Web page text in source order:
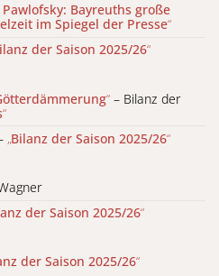
Bayreuths große
im Spiegel der Presse“
der Saison 2025/26“
“ – Bilanz der
“
„Bilanz der Saison 2025/26“
der Saison 2025/26“
der Saison 2025/26“